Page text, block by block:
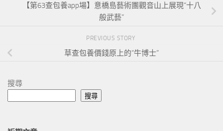
【第63查包養app場】意橋島藝術團觀音山上展現“十八
般武藝”
PREVIOUS STORY
草查包養價錢原上的“牛博士”
搜尋
搜尋